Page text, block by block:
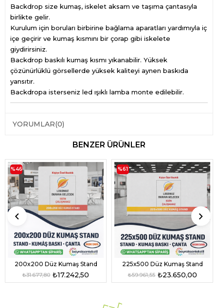
Backdrop size kumaş, iskelet aksam ve taşıma çantasıyla
birlikte gelir.
Kurulum için boruları birbirine bağlama aparatları yardımıyla iç
içe geçirir ve kumaş kısmını bir çorap gibi iskelete
giydirirsiniz.
Backdrop baskılı kumaş kısmı yıkanabilir. Yüksek
çözünürlüklü görsellerde yüksek kaliteyi aynen baskıda
yansıtır.
Backdropa isterseniz led ışıklı lamba monte edilebilir.
YORUMLAR(0)
BENZER ÜRÜNLER
200x200 Düz Kumaş Stand
₺17.242,50
₺31.677,80
%46
225x500 Düz Kumaş Stand
₺23.650,00
₺59.961,55
%61